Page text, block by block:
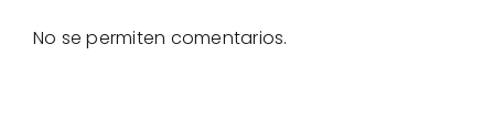
No se permiten comentarios.